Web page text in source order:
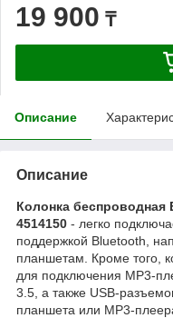
19 900 ₸
Описание
Описание
Колонка беспроводная
4514150 - легко
поддержкой Bluetooth,
планшетам. Кроме того,
для подключения MP3-
3.5, а также USB-
планшета или MP3-